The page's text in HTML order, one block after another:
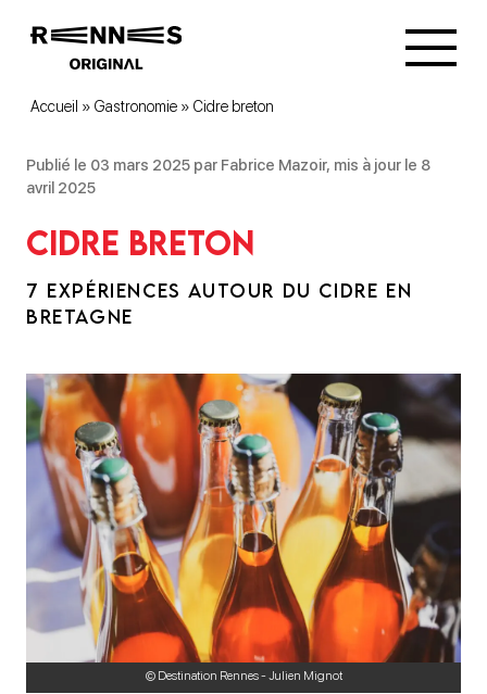
Accueil » Gastronomie » Cidre breton
Publié le 03 mars 2025 par Fabrice Mazoir, mis à jour le 8
avril 2025
Cidre breton
7 EXPÉRIENCES AUTOUR DU CIDRE EN
BRETAGNE
© Destination Rennes - Julien Mignot